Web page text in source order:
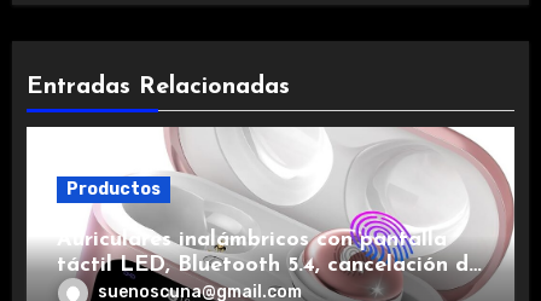
Entradas Relacionadas
Productos
Auriculares inalámbricos con pantalla
táctil LED, Bluetooth 5.4, cancelación de
ruido, impermeables y de larga duración.
suenoscuna@gmail.com